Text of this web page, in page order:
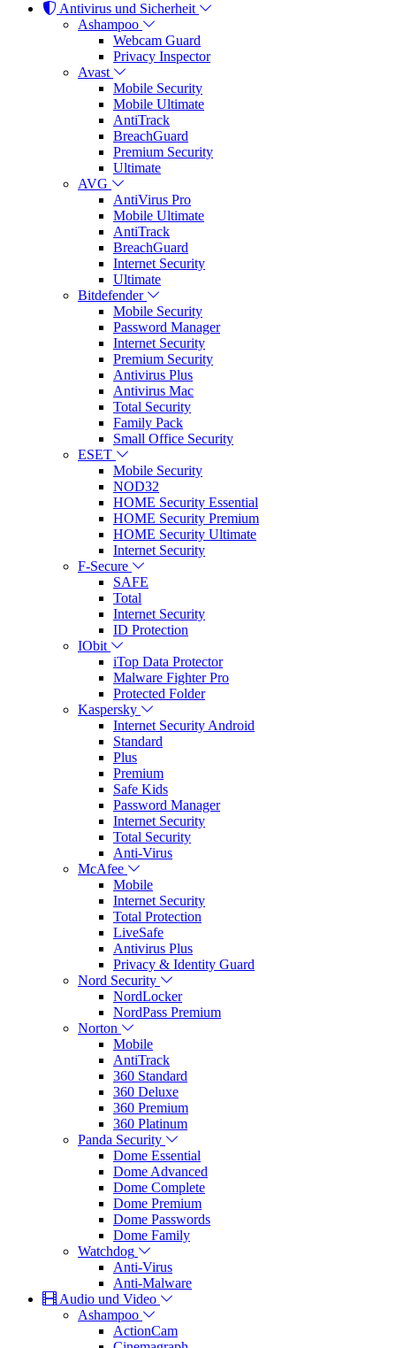
Antivirus und Sicherheit
Ashampoo
Webcam Guard
Privacy Inspector
Avast
Mobile Security
Mobile Ultimate
AntiTrack
BreachGuard
Premium Security
Ultimate
AVG
AntiVirus Pro
Mobile Ultimate
AntiTrack
BreachGuard
Internet Security
Ultimate
Bitdefender
Mobile Security
Password Manager
Internet Security
Premium Security
Antivirus Plus
Antivirus Mac
Total Security
Family Pack
Small Office Security
ESET
Mobile Security
NOD32
HOME Security Essential
HOME Security Premium
HOME Security Ultimate
Internet Security
F-Secure
SAFE
Total
Internet Security
ID Protection
IObit
iTop Data Protector
Malware Fighter Pro
Protected Folder
Kaspersky
Internet Security Android
Standard
Plus
Premium
Safe Kids
Password Manager
Internet Security
Total Security
Anti-Virus
McAfee
Mobile
Internet Security
Total Protection
LiveSafe
Antivirus Plus
Privacy & Identity Guard
Nord Security
NordLocker
NordPass Premium
Norton
Mobile
AntiTrack
360 Standard
360 Deluxe
360 Premium
360 Platinum
Panda Security
Dome Essential
Dome Advanced
Dome Complete
Dome Premium
Dome Passwords
Dome Family
Watchdog
Anti-Virus
Anti-Malware
Audio und Video
Ashampoo
ActionCam